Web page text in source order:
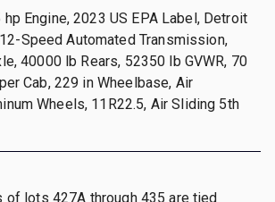
Engine, 2023 US EPA Label, Detroit
Speed Automated Transmission,
40000 lb Rears, 52350 lb GVWR, 70
Cab, 229 in Wheelbase, Air
Wheels, 11R22.5, Air Sliding 5th
of lots 427A through 435 are tied